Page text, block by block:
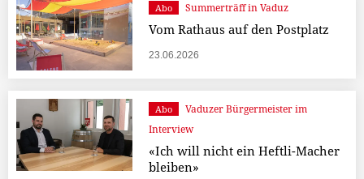
Abo Summerträff in Vaduz
Vom Rathaus auf den Postplatz
23.06.2026
Abo
Vaduzer Bürgermeister im
Interview
«Ich will nicht ein Heftli-Macher
bleiben»